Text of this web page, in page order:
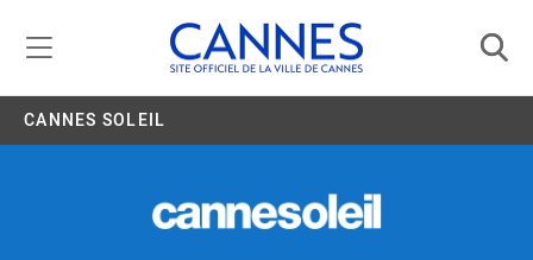
CANNES SOLEIL